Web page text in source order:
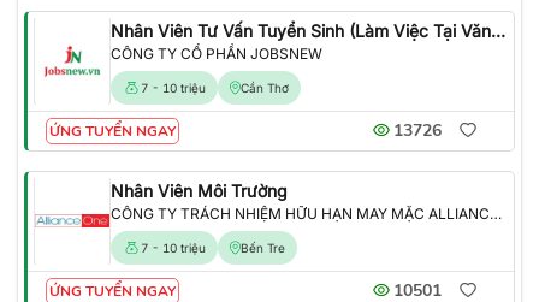
Nhân Viên Tư Vấn Tuyển Sinh (Làm Việc Tại Văn Phòng)
CÔNG TY CỔ PHẦN JOBSNEW
7 - 10 triệu Cần Thơ
ỨNG TUYỂN NGAY 13726
Nhân Viên Môi Trường
CÔNG TY TRÁCH NHIỆM HỮU HẠN MAY MẶC ALLIANCE ONE
7 - 10 triệu Bến Tre
ỨNG TUYỂN NGAY 10501